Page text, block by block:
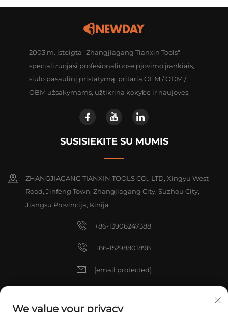
2003 m. įsteigta "Zhangjiagang Tianxin Tools"
specializuojasi profesionaliuose pjovimo įrankiais,
siūlo pasaulinį pristatymą, pritaria OEM / ODM /
OBM užsakymams, užtikrina kokybę ir naujoves.
SUSISIEKITE SU MUMIS
ZHANGJIAGANG TIANXIN TOOLS CO., LTD, Xingyu West
Road, Jinfeng Town, Zhangjiagang City, Suzhou City,
Jiangsu Provincija, Kinija
+86-13906247388
+86-15298801898
[email protected]
We value your privacy